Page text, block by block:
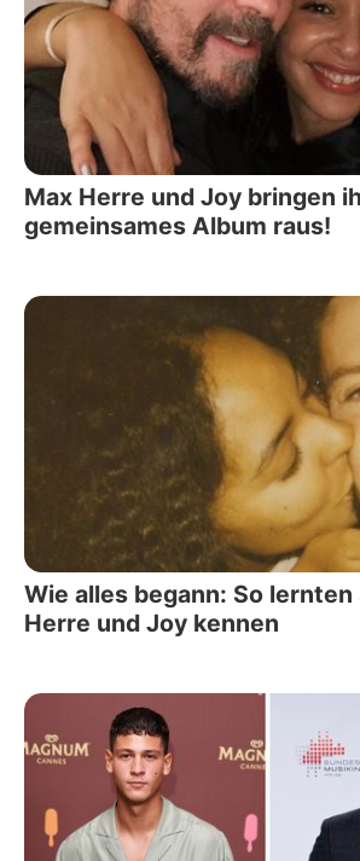
Max Herre und Joy bringen
gemeinsames Album raus!
Wie alles begann: So lernten
Herre und Joy kennen